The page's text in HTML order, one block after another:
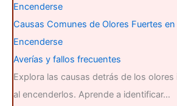
Causas Comunes de Olores Fuertes
Encenderse
Averías y fallos frecuentes
Explora las causas detrás de los
al encenderlos. Aprende a identificar…